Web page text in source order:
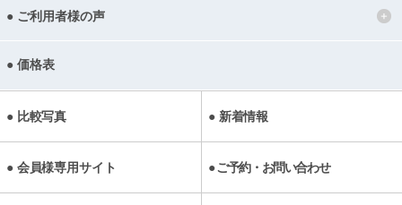
ご利用者様の声
価格表
比較写真
会員様専用サイト
新着情報
ご予約・お問い合わせ